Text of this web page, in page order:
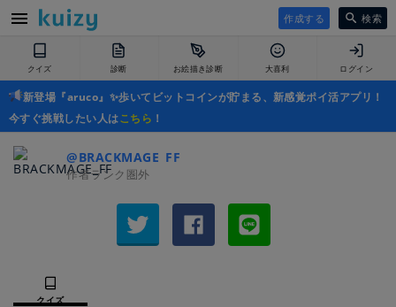
作成する 検索
クイズ 診断 お絵描き診断 大喜利 ログイン
新登場『aruco』✨歩いてビットコインが貯まる、新感覚ポイ活アプリ！
今すぐ挑戦したい人はこちら ！
@BRACKMAGE_FF
作者ランク圏外
クイズ